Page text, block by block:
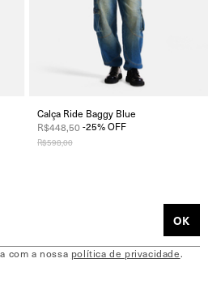
(Shape amplo, volumoso e com
🇧🇷 com certificado BCI,
e a responsabilidade
com nuances em degradê
Calça Ride Baggy Blue
R$448,50-25%OFF
R$598,00
com a nossa política de privacidade.